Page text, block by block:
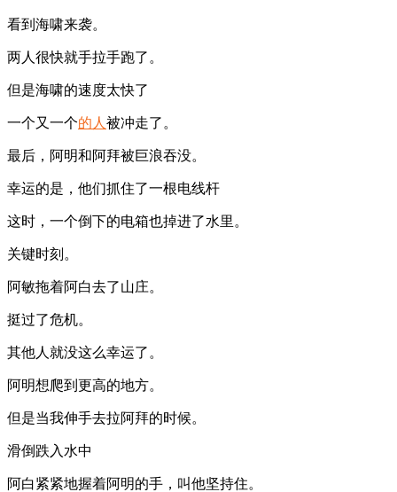
看到海啸来袭。
两人很快就手拉手跑了。
但是海啸的速度太快了
一个又一个的人 被冲走了。
最后，阿明和阿拜被巨浪吞没。
幸运的是，他们抓住了一根电线杆
这时，一个倒下的电箱也掉进了水里。
关键时刻。
阿敏拖着阿白去了山庄。
挺过了危机。
其他人就没这么幸运了。
阿明想爬到更高的地方。
但是当我伸手去拉阿拜的时候。
滑倒跌入水中
阿白紧紧地握着阿明的手，叫他坚持住。